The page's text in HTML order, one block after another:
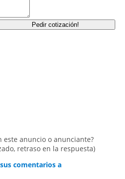
Pedir cotización!
este anuncio o anunciante?
retraso en la respuesta)
comentarios a